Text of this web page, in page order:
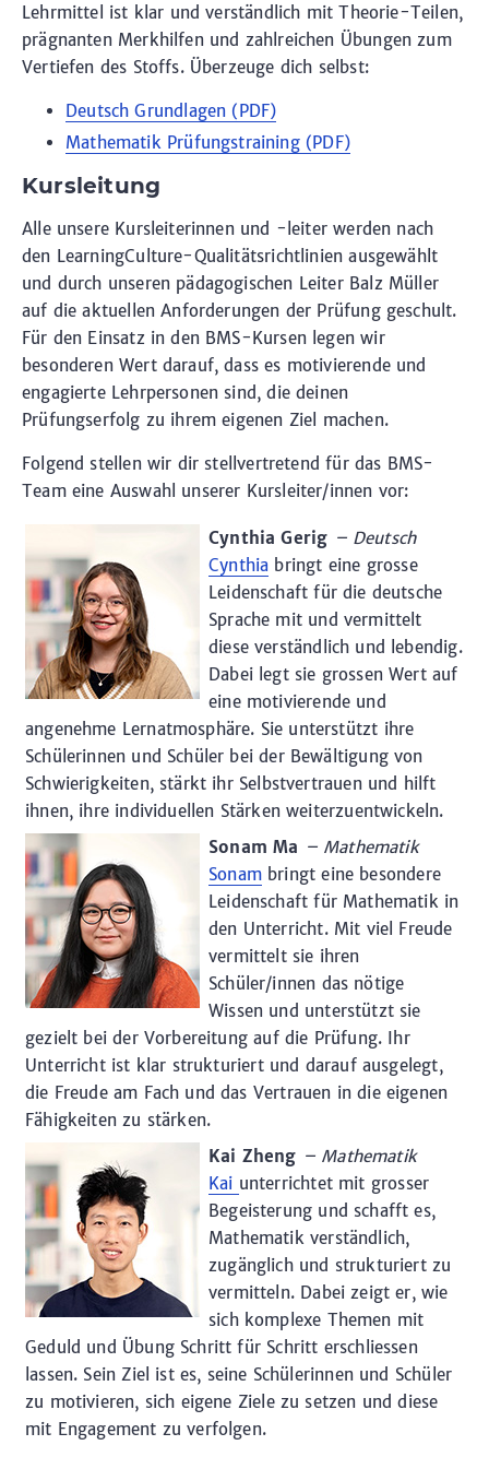
Lehrmittel ist klar und verständlich mit Theorie-Teilen,
prägnanten Merkhilfen und zahlreichen Übungen zum
Vertiefen des Stoffs. Überzeuge dich selbst:
Deutsch Grundlagen (PDF)
Mathematik Prüfungstraining (PDF)
Kursleitung
Alle unsere Kursleiterinnen und -leiter werden nach
den LearningCulture-Qualitätsrichtlinien ausgewählt
und durch unseren pädagogischen Leiter Balz Müller
auf die aktuellen Anforderungen der Prüfung geschult.
Für den Einsatz in den BMS-Kursen legen wir
besonderen Wert darauf, dass es motivierende und
engagierte Lehrpersonen sind, die deinen
Prüfungserfolg zu ihrem eigenen Ziel machen.
Folgend stellen wir dir stellvertretend für das BMS-
Team eine Auswahl unserer Kursleiter/innen vor:
Cynthia Gerig – Deutsch
Cynthia bringt eine grosse
Leidenschaft für die deutsche
Sprache mit und vermittelt
diese verständlich und lebendig.
Dabei legt sie grossen Wert auf
eine motivierende und
angenehme Lernatmosphäre. Sie unterstützt ihre
Schülerinnen und Schüler bei der Bewältigung von
Schwierigkeiten, stärkt ihr Selbstvertrauen und hilft
ihnen, ihre individuellen Stärken weiterzuentwickeln.
Sonam Ma – Mathematik
Sonambringt eine besondere
Leidenschaft für Mathematik in
den Unterricht. Mit viel Freude
vermittelt sie ihren
Schüler/innen das nötige
Wissen und unterstützt sie
gezielt bei der Vorbereitung auf die Prüfung. Ihr
Unterricht ist klar strukturiert und darauf ausgelegt,
die Freude am Fach und das Vertrauen in die eigenen
Fähigkeiten zu stärken.
Kai Zheng – Mathematik
Kai unterrichtet mit grosser
Begeisterung und schafft es,
Mathematik verständlich,
zugänglich und strukturiert zu
vermitteln. Dabei zeigt er, wie
sich komplexe Themen mit
Geduld und Übung Schritt für Schritt erschliessen
lassen. Sein Ziel ist es, seine Schülerinnen und Schüler
zu motivieren, sich eigene Ziele zu setzen und diese
mit Engagement zu verfolgen.